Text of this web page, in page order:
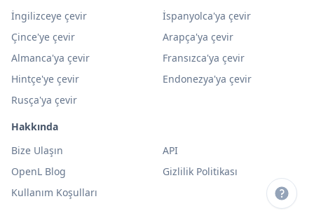
İngilizceye çevir
İspanyolca'ya çevir
Çince'ye çevir
Arapça'ya çevir
Almanca'ya çevir
Fransızca'ya çevir
Hintçe'ye çevir
Endonezya'ya çevir
Rusça'ya çevir
Hakkında
Bize Ulaşın
API
OpenL Blog
Gizlilik Politikası
Kullanım Koşulları